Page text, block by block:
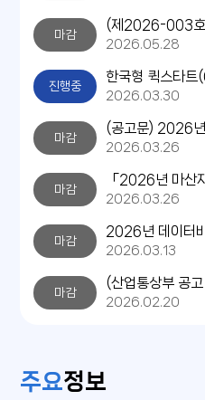
마감
2026.05.28
진행중
2026.03.30
마감
2026.03.26
마감
2026.03.26
마감
2026.03.13
마감
2026.02.20
주요정보